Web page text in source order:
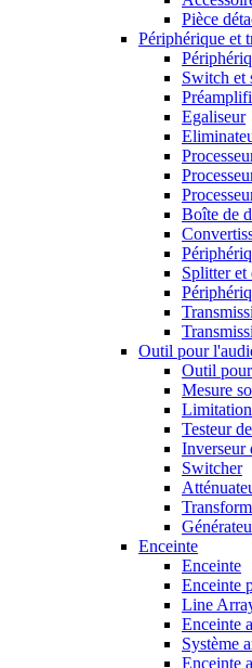
Pièce
Périphérique et
Switch et
Egaliseur
Boîte de
Splitter et
Outil pour
Outil
Mesure
Testeur
Inverseur
Switcher
Enceinte
Enceinte
Enceinte
Line
Enceinte
Système
Enceinte